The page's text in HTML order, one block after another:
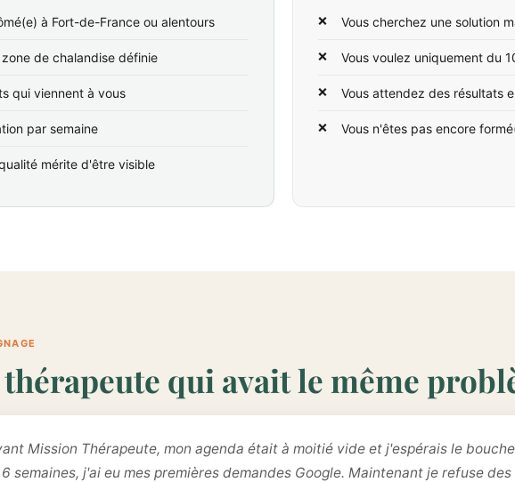
à Fort-de-France ou alentours
de chalandise définie
qui viennent à vous
par semaine
mérite d'être visible
Vous cherchez une solution
Vous voulez uniquement du
Vous attendez des résultats
Vous n'êtes pas encore
qui avait le même
Mission Thérapeute, mon agenda était à moitié vide et j'espérais le
6 semaines, j'ai eu mes premières demandes Google. Maintenant je refuse